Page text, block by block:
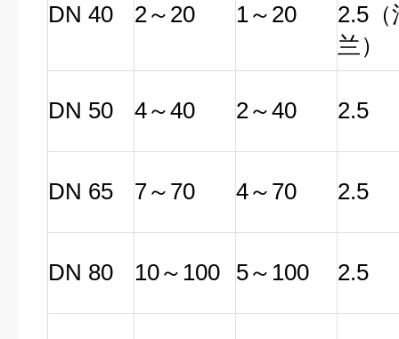
DN 40 2～20 1～20
2.5（
兰）
DN 50 4～40 2～40 2.5
DN 65 7～70 4～70 2.5
DN 80 10～100 5～100 2.5